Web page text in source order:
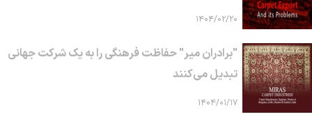
۱۴۰۴/۰۲/۲۰
"برادران میر" حفاظت فرهنگی را به یک شرکت جهانی
تبدیل می‌کنند
۱۴۰۴/۰۱/۱۷